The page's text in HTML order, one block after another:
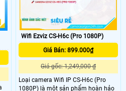
Wifi Ezviz CS-H6c (Pro 1080P)
Giá Bán: 899.000₫
Giá gốc: 1,249,000 ₫
Loại camera Wifi IP CS-H6c (Pro
1080P) là một sản phẩm hoàn hảo